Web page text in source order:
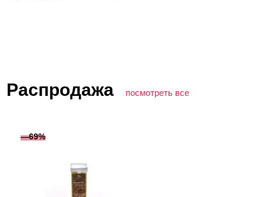
Распродажа посмотреть все
—69%